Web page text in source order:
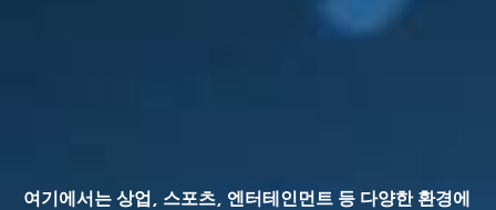
여기에서는 상업, 스포츠, 엔터테인먼트 등 다양한 환경에